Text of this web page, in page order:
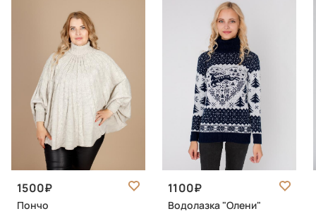
1500
Пончо
1100
Водолазка "Олени"